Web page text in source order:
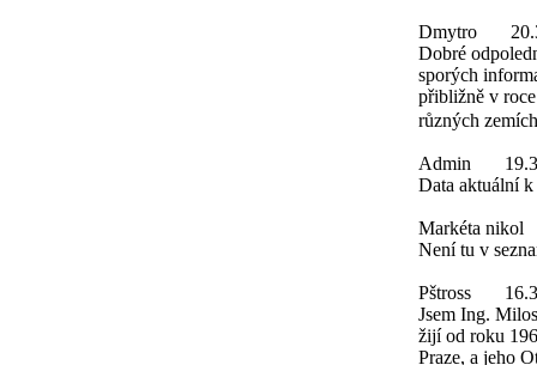
Dmytro
Dobré
sporých
přibližně v
různých
Admin
Data aktuální
Markéta nikol
Není tu v
Pštross
Jsem Ing.
žijí od roku
Praze, a jeho